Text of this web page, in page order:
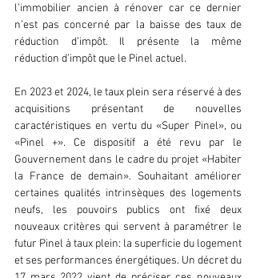
l’immobilier ancien à rénover car ce dernier
n’est pas concerné par la baisse des taux de
réduction d’impôt. Il présente la même
réduction d’impôt que le Pinel actuel.
En 2023 et 2024, le taux plein sera réservé à des
acquisitions présentant de nouvelles
caractéristiques en vertu du «Super Pinel», ou
«Pinel +». Ce dispositif a été revu par le
Gouvernement dans le cadre du projet «Habiter
la France de demain». Souhaitant améliorer
certaines qualités intrinsèques des logements
neufs, les pouvoirs publics ont fixé deux
nouveaux critères qui servent à paramétrer le
futur Pinel à taux plein: la superficie du logement
et ses performances énergétiques. Un décret du